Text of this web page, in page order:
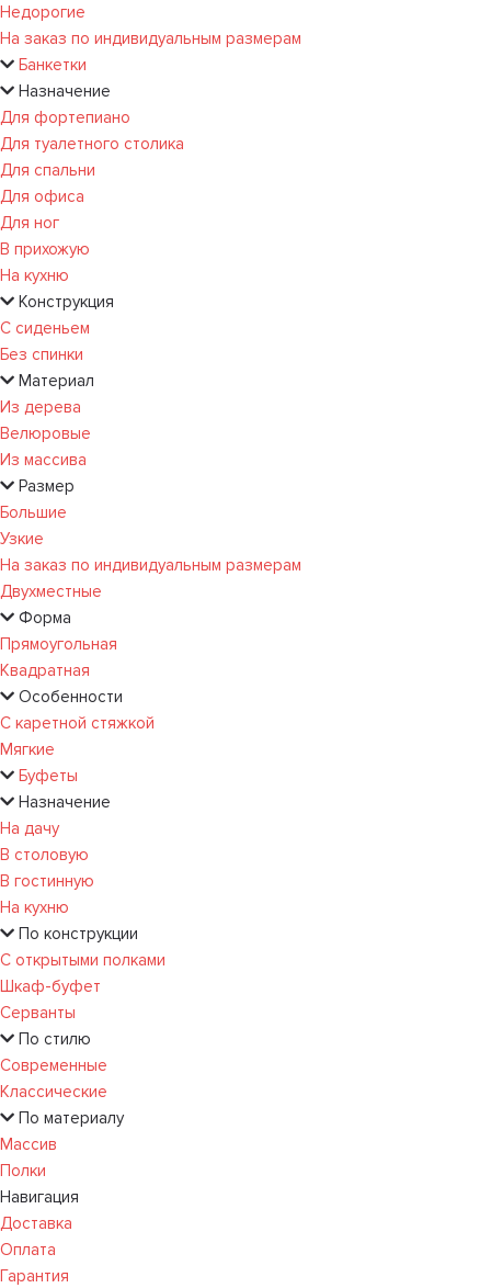
Недорогие
На заказ по индивидуальным размерам
Банкетки
Назначение
Для фортепиано
Для туалетного столика
Для спальни
Для офиса
Для ног
В прихожую
На кухню
Конструкция
С сиденьем
Без спинки
Материал
Из дерева
Велюровые
Из массива
Размер
Большие
Узкие
На заказ по индивидуальным размерам
Двухместные
Форма
Прямоугольная
Квадратная
Особенности
С каретной стяжкой
Мягкие
Буфеты
Назначение
На дачу
В столовую
В гостинную
На кухню
По конструкции
С открытыми полками
Шкаф-буфет
Серванты
По стилю
Современные
Классические
По материалу
Массив
Полки
Навигация
Доставка
Оплата
Гарантия